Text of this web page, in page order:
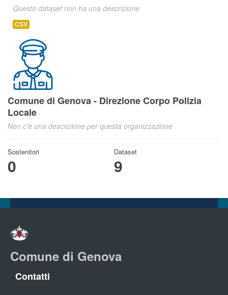
Questo dataset non ha una descrizione
CSV
Comune di Genova - Direzione Corpo Polizia
Locale
Non c'è una descrizione per questa organizzazione
Sostenitori
0
Dataset
9
Comune di Genova
Contatti